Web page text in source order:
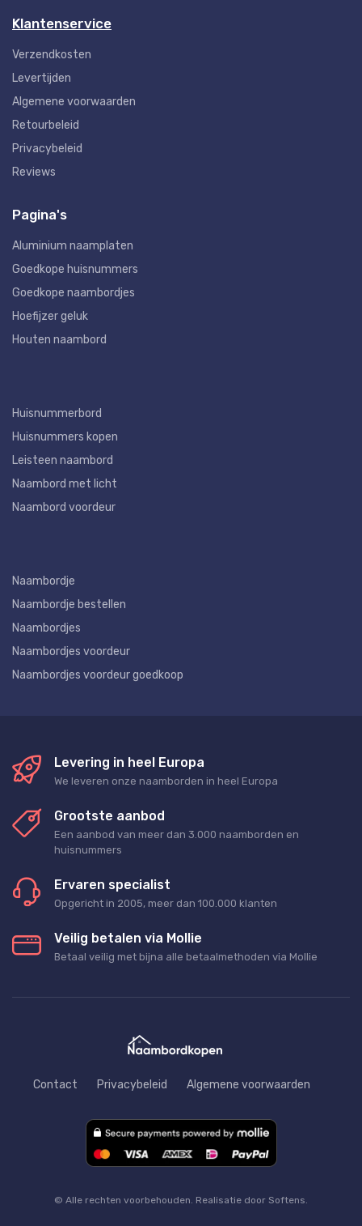
Klantenservice
Verzendkosten
Levertijden
Algemene voorwaarden
Retourbeleid
Privacybeleid
Reviews
Pagina's
Aluminium naamplaten
Goedkope huisnummers
Goedkope naambordjes
Hoefijzer geluk
Houten naambord
Huisnummerbord
Huisnummers kopen
Leisteen naambord
Naambord met licht
Naambord voordeur
Naambordje
Naambordje bestellen
Naambordjes
Naambordjes voordeur
Naambordjes voordeur goedkoop
Levering in heel Europa
We leveren onze naamborden in heel Europa
Grootste aanbod
Een aanbod van meer dan 3.000 naamborden en
huisnummers
Ervaren specialist
Opgericht in 2005, meer dan 100.000 klanten
Veilig betalen via Mollie
Betaal veilig met bijna alle betaalmethoden via Mollie
Contact Privacybeleid Algemene voorwaarden
© Alle rechten voorbehouden. Realisatie door Softens.